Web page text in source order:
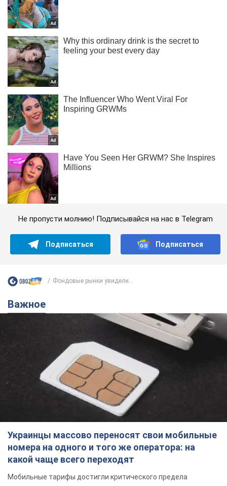
Не пропусти молнию! Подписывайся на нас в Telegram
Подписаться Подписаться
Фондовые рынки увидели...
Важное
Украинцы массово переносят свои мобильные
номера на одного и того же оператора: на
какой чаще всего переходят
Мобильные тарифы достигли критического предела